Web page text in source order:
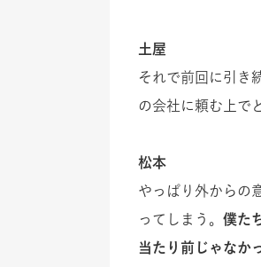
土屋
それで前回に引き
の会社に頼む上で
松本
やっぱり外からの
ってしまう。 僕た
当たり前じゃなか